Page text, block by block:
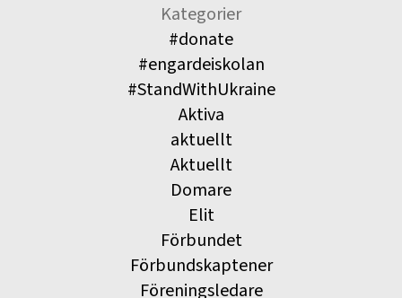
Kategorier
#donate
#engardeiskolan
#StandWithUkraine
Aktiva
aktuellt
Aktuellt
Domare
Elit
Förbundet
Förbundskaptener
Föreningsledare